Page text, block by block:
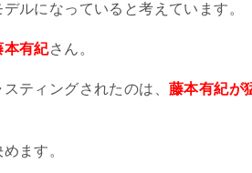
デルになっていると考えています。
本有紀さん。
ティングされたのは、 藤本有紀が
ます。